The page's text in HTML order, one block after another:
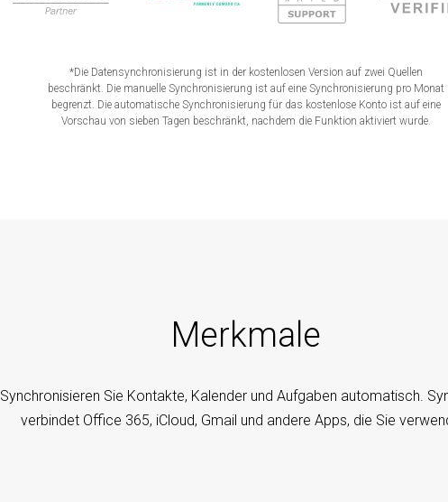
*Die Datensynchronisierung ist in der kostenlosen Version auf zwei Quellen
beschränkt. Die manuelle Synchronisierung ist auf eine Synchronisierung pro Monat
begrenzt. Die automatische Synchronisierung für das kostenlose Konto ist auf eine
Vorschau von sieben Tagen beschränkt, nachdem die Funktion aktiviert wurde.
Merkmale
Synchronisieren Sie Kontakte, Kalender und Aufgaben automatisch.
verbindet Office 365, iCloud, Gmail und andere Apps, die Sie